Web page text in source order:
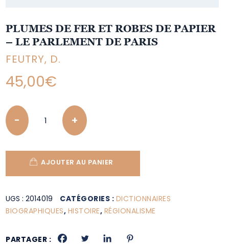
PLUMES DE FER ET ROBES DE PAPIER
– LE PARLEMENT DE PARIS
FEUTRY, D.
45,00€
Quantity
AJOUTER AU PANIER
UGS :2014019 CATÉGORIES : DICTIONNAIRES
BIOGRAPHIQUES, HISTOIRE, RÉGIONALISME
PARTAGER :